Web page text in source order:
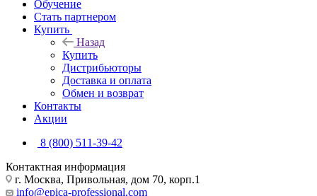
Обучение
Стать партнером
Купить
Назад
Купить
Дистрибьюторы
Доставка и оплата
Обмен и возврат
Контакты
Акции
8 (800) 511-39-42
Контактная информация
г. Москва, Привольная, дом 70, корп.1
info@epica-professional.com